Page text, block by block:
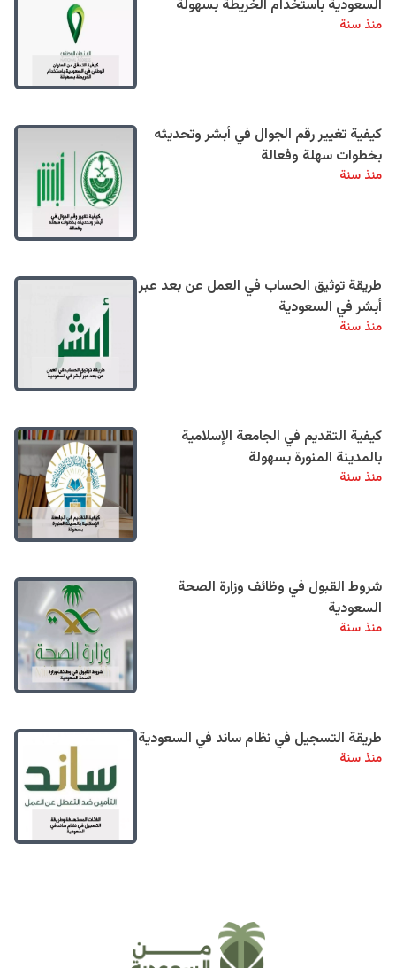
السعودية باستخدام الخريطة بسهولة
منذ سنة
كيفية تغيير رقم الجوال في أبشر وتحديثه
بخطوات سهلة وفعالة
منذ سنة
طريقة توثيق الحساب في العمل عن بعد عبر
أبشر في السعودية
منذ سنة
كيفية التقديم في الجامعة الإسلامية
بالمدينة المنورة بسهولة
منذ سنة
شروط القبول في وظائف وزارة الصحة
السعودية
منذ سنة
طريقة التسجيل في نظام ساند في السعودية
منذ سنة